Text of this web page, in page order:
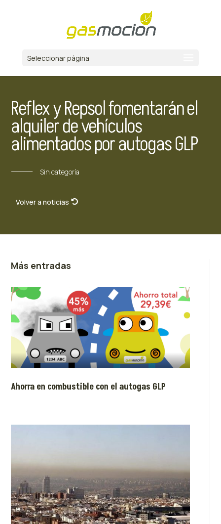
Seleccionar página
Reflex y Repsol fomentarán el
alquiler de vehículos
alimentados por autogas GLP
Sin categoría
Volver a noticias
Más entradas
Ahorra en combustible con el autogas GLP